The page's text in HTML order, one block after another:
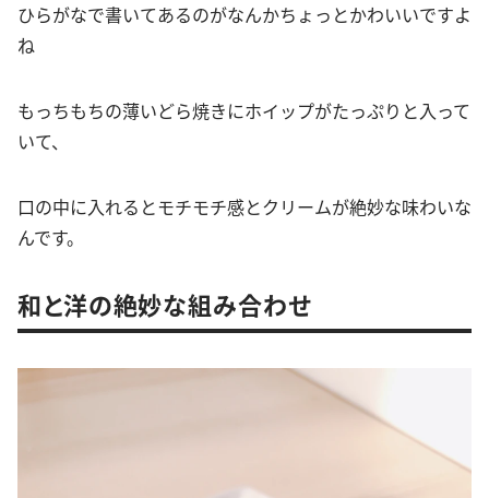
ひらがなで書いてあるのがなんかちょっとかわいいですよ
ね
もっちもちの薄いどら焼きにホイップがたっぷりと入って
いて、
口の中に入れるとモチモチ感とクリームが絶妙な味わいな
んです。
和と洋の絶妙な組み合わせ